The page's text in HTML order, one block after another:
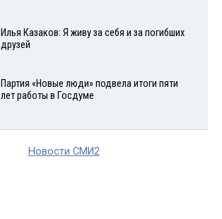
Илья Казаков: Я живу за себя и за погибших
друзей
Партия «Новые люди» подвела итоги пяти
лет работы в Госдуме
Новости СМИ2